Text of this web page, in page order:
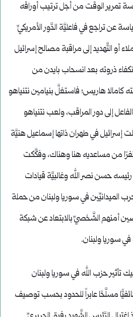
تمرير الوقت من أجل ترتيب أوراقه
عن تراجع في فاعليَّة الدَّور الأمريكيِّ
أو التَّهديد إلى مراقبة مصالح إسرائيل
ذروته بعد انسحاب بايدن من
كامالا هاريس؛ فاستغلَّ بنيامين نتنياهو
إلى دور المراقب، ولعب نتنياهو
إسرائيل في طهران ذاتها إسماعيل هنيَّة
من مساعديه هنا وهناك، وفكَّكت
رئيسه حسن نصر الله وغالبيَّة قيادات
الميدانيِّين في سوريا ولبنان من حملة
أمنهم الشَّخصيِّ بالابتعاد عن شبكة
في سوريا ولبنان.
تأثير حزب الله في سوريا ولبنان
مسلَّحًا عابراً للحدود بحسب توصيف